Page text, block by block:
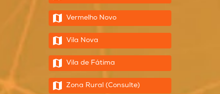
Vermelho Novo
Vila Nova
Vila de Fátima
Zona Rural (Consulte)